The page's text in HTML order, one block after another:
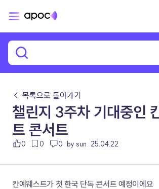
← 목록으로 돌아가기
챌린지 3주차 기대중인
트 콘서트
0 0 0 by sun 25.04.22
칸예웨스트가 첫 한국 단독 콘서트 예정이에요